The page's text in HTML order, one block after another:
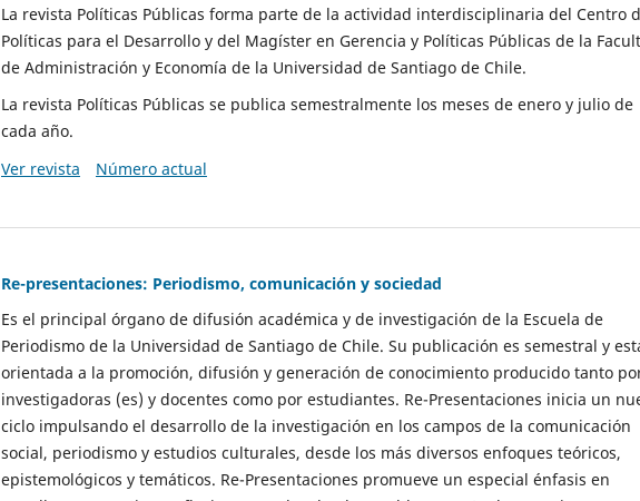
La revista Políticas Públicas forma parte de la actividad interdisciplinaria del Centro
Políticas para el Desarrollo y del Magíster en Gerencia y Políticas Públicas de la
de Administración y Economía de la Universidad de Santiago de Chile.
La revista Políticas Públicas se publica semestralmente los meses de enero y julio de
cada año.
Ver revista
Número actual
Re-presentaciones: Periodismo, comunicación y sociedad
Es el principal órgano de difusión académica y de investigación de la Escuela de
Periodismo de la Universidad de Santiago de Chile. Su publicación es semestral y
orientada a la promoción, difusión y generación de conocimiento producido tanto
investigadoras (es) y docentes como por estudiantes. Re-Presentaciones inicia un
ciclo impulsando el desarrollo de la investigación en los campos de la comunicación
social, periodismo y estudios culturales, desde los más diversos enfoques teóricos,
epistemológicos y temáticos. Re-Presentaciones promueve un especial énfasis en